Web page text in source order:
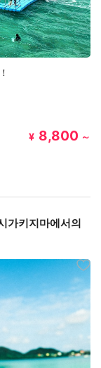
¥ 8,800 ～
가키지마에서의